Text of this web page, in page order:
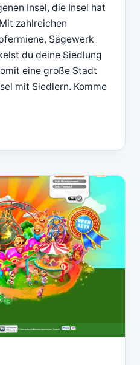
Insel, die Insel hat
zahlreichen
Sägewerk
du deine Siedlung
eine große Stadt
mit Siedlern. Komme